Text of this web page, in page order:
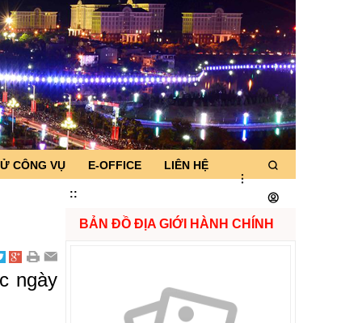
CÔNG VỤ E-OFFICE LIÊN HỆ
::
ngày
BẢN ĐỒ ĐỊA GIỚI HÀNH CHÍNH